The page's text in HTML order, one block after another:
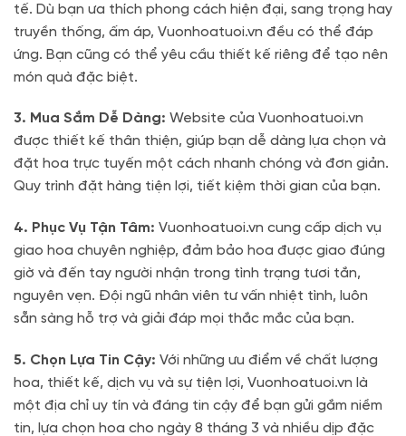
tế. Dù bạn ưa thích phong cách hiện đại, sang trọng hay
truyền thống, ấm áp, Vuonhoatuoi.vn đều có thể đáp
ứng. Bạn cũng có thể yêu cầu thiết kế riêng để tạo nên
món quà đặc biệt.
3. Mua Sắm Dễ Dàng: Website của Vuonhoatuoi.vn
được thiết kế thân thiện, giúp bạn dễ dàng lựa chọn và
đặt hoa trực tuyến một cách nhanh chóng và đơn giản.
Quy trình đặt hàng tiện lợi, tiết kiệm thời gian của bạn.
4. Phục Vụ Tận Tâm: Vuonhoatuoi.vn cung cấp dịch vụ
giao hoa chuyên nghiệp, đảm bảo hoa được giao đúng
giờ và đến tay người nhận trong tình trạng tươi tắn,
nguyên vẹn. Đội ngũ nhân viên tư vấn nhiệt tình, luôn
sẵn sàng hỗ trợ và giải đáp mọi thắc mắc của bạn.
5. Chọn Lựa Tin Cậy: Với những ưu điểm về chất lượng
hoa, thiết kế, dịch vụ và sự tiện lợi, Vuonhoatuoi.vn là
một địa chỉ uy tín và đáng tin cậy để bạn gửi gắm niềm
tin, lựa chọn hoa cho ngày 8 tháng 3 và nhiều dịp đặc